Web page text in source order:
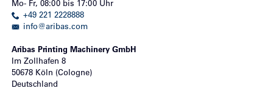
Mo- Fr,08:00 bis 17:00 Uhr
+49 221 2228888
info@aribas.com
Aribas Printing Machinery GmbH
Im Zollhafen 8
50678 Köln (Cologne)
Deutschland